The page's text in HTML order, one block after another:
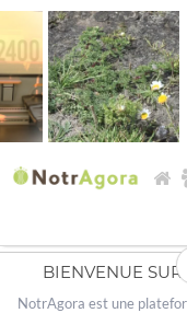
BIENVENUE
NotrAgora est une